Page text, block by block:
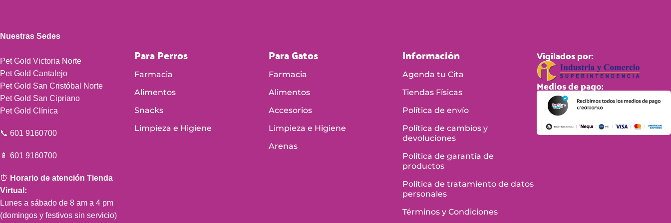
Nuestras Sedes
Pet Gold Victoria Norte
Pet Gold Cantalejo
Pet Gold San Cristóbal Norte
Pet Gold San Cipriano
Pet Gold Clínica
📞 601 9160700
📱 601 9160700
⏰ Horario de atención Tienda
Virtual:
Lunes a sábado de 8 am a 4 pm
(domingos y festivos sin servicio)
Para Perros
Farmacia
Alimentos
Snacks
Limpieza e Higiene
Para Gatos
Farmacia
Alimentos
Accesorios
Limpieza e Higiene
Arenas
Información
Agenda tu Cita
Tiendas Físicas
Política de envío
Política de cambios y
devoluciones
Política de garantía de
productos
Política de tratamiento de datos
personales
Términos y Condiciones
Vigilados por:
Medios de pago: